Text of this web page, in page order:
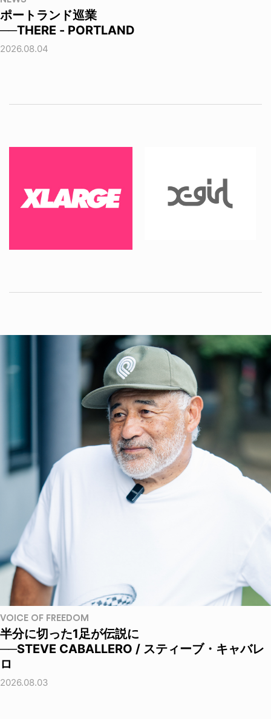
ポートランド巡業
──THERE - PORTLAND
2026.08.04
VOICE OF FREEDOM
半分に切った1足が伝説に
──STEVE CABALLERO / スティーブ・キャバレ
ロ
2026.08.03